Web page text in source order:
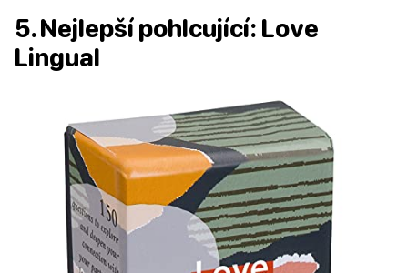
5. Nejlepší pohlcující: Love
Lingual